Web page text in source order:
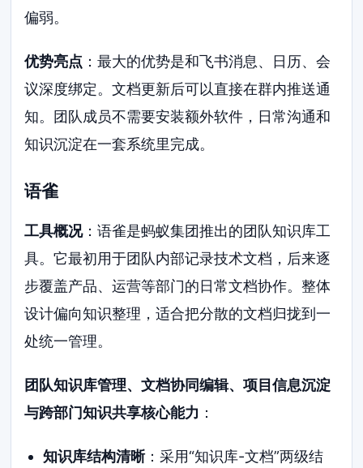
偏弱。
优势亮点 ：最大的优势是和飞书消息、日历、会
议深度绑定。文档更新后可以直接在群内推送通
知。团队成员不需要安装额外软件，日常沟通和
知识沉淀在一套系统里完成。
语雀
工具概况：语雀是蚂蚁集团推出的团队知识库工
具。它最初用于团队内部记录技术文档，后来逐
步覆盖产品、运营等部门的日常文档协作。整体
设计偏向知识整理，适合把分散的文档归拢到一
处统一管理。
团队知识库管理、文档协同编辑、项目信息沉淀
与跨部门知识共享核心能力 ：
知识库结构清晰：采用“知识库-文档”两级结